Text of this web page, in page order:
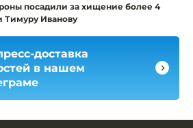
посадили за хищение более 4
Тимуру Иванову
доставка
в нашем